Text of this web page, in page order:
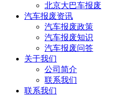
北京大巴车报废
汽车报废资讯
汽车报废政策
汽车报废知识
汽车报废问答
关于我们
公司简介
联系我们
联系我们